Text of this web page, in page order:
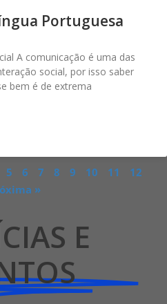
Portuguesa
A comunicação é uma das
social, por isso saber
bem é de extrema
5 6 7 8 9 10 11
12
»
E